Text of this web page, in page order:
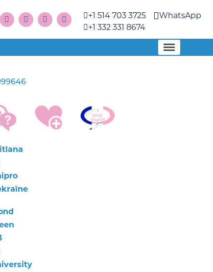
+1 514 703 3725
+1 332 331 8674
WhatsApp